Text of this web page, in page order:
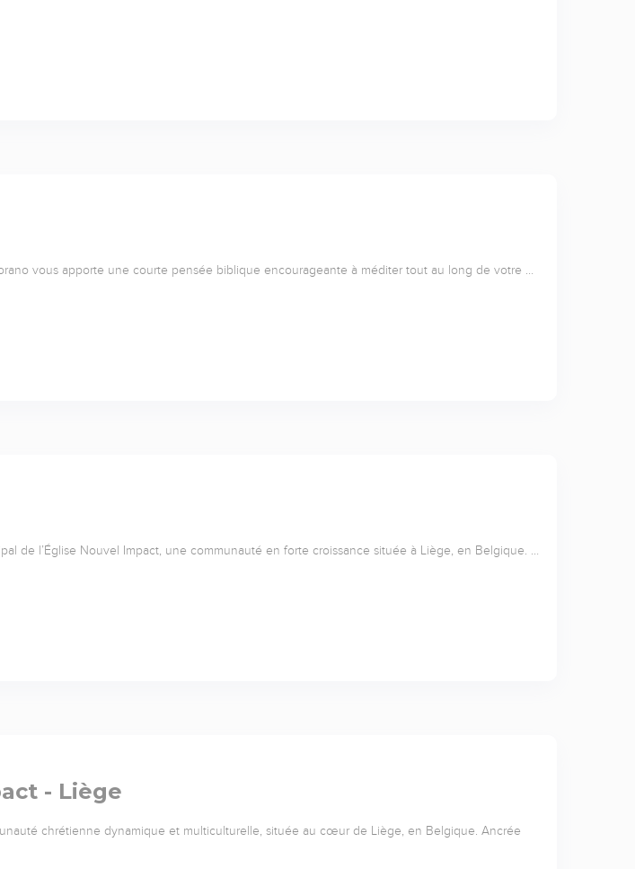
vous apporte une courte pensée biblique encourageante à méditer tout au long de votre …
de l’Église Nouvel Impact, une communauté en forte croissance située à Liège, en Belgique. …
- Liège
chrétienne dynamique et multiculturelle, située au cœur de Liège, en Belgique. Ancrée